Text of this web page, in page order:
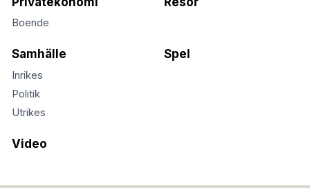
Boende
Samhälle
Inrikes
Politik
Utrikes
Spel
Video